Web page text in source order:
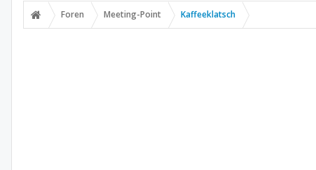
Foren Meeting-Point Kaffeeklatsch